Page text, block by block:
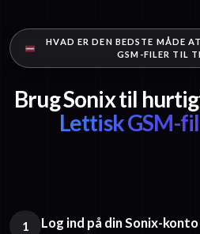
HVAD ER DEN BEDSTE MÅDE
GSM-FILER TIL
Brug Sonix til
Lettisk GSM-
1 Log ind på din Sonix-konto